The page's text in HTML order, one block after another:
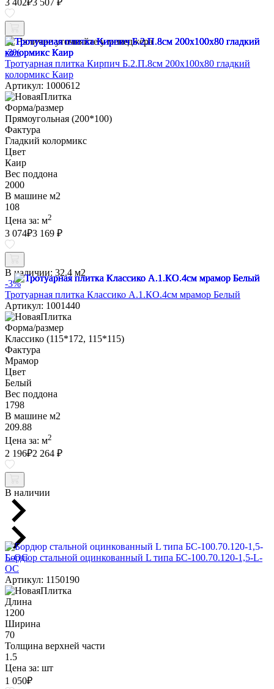
Наличие уточняйте у менеджера
-3%
Тротуарная плитка Кирпич Б.2.П.8см 200х100х80 гладкий
колормикс Каир
Артикул: 1000612
Форма/размер
Прямоугольная (200*100)
Фактура
Гладкий колормикс
Цвет
Каир
Вес поддона
2000
В машине м2
108
Цена за: м2
3 074₽3 169 ₽
В наличии: 32.4 м2
-3%
Тротуарная плитка Классико А.1.КО.4см мрамор Белый
Артикул: 1001440
Форма/размер
Классико (115*172, 115*115)
Фактура
Мрамор
Цвет
Белый
Вес поддона
1798
В машине м2
209.88
Цена за: м2
2 196₽2 264 ₽
В наличии
Бордюр стальной оцинкованный L типа БС-100.70.120-1,5-L-
ОС
Артикул: 1150190
Длина
1200
Ширина
70
Толщина верхней части
1.5
Цена за: шт
1 050₽